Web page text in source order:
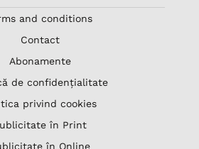
and conditions
Contact
Abonamente
de confidențialitate
privind cookies
în Print
în Online